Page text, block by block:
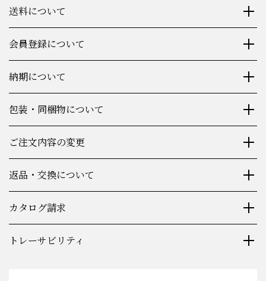
送料について
会員登録について
納期について
包装・同梱物について
ご注文内容の変更
返品・交換について
カタログ請求
トレーサビリティ